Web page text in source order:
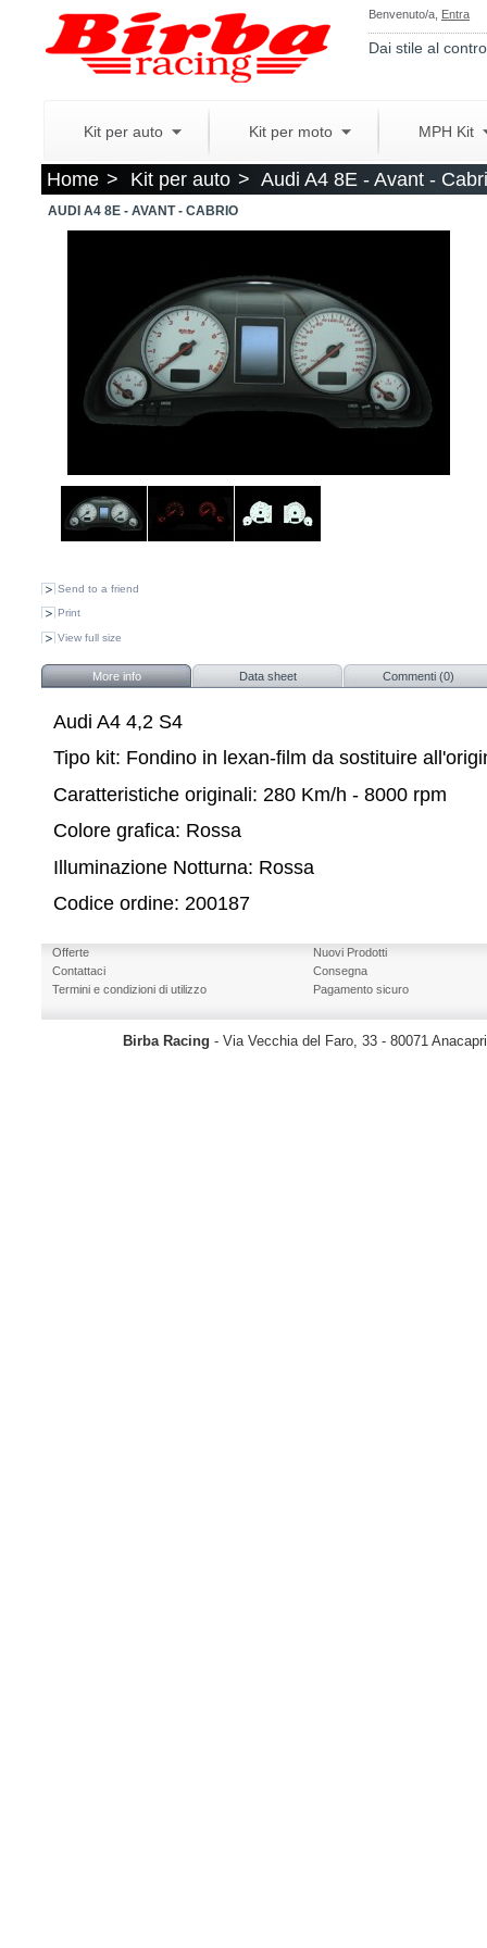
Kit per auto Kit per moto MPH Kit
Benvenuto/a, Entra
Dai stile al
Home > Kit per auto > Audi A4 8E - Avant -
AUDI A4 8E - AVANT - CABRIO
Send to a friend
Print
View full size
More info Data sheet Commenti (0)
Audi A4 4,2 S4
Tipo kit: Fondino in lexan-film da sostituire
Caratteristiche originali: 280 Km/h - 8000 rpm
Colore grafica: Rossa
Illuminazione Notturna: Rossa
Codice ordine: 200187
Offerte
Nuovi Prodotti
Contattaci
Consegna
Termini e condizioni di utilizzo
Pagamento sicuro
Birba Racing - Via Vecchia del Faro, 33 - 80071